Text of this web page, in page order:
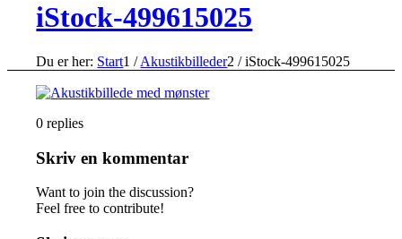
iStock-499615025
Du er her: Start1 / Akustikbilleder2 / iStock-499615025
0 replies
Skriv en kommentar
Want to join the discussion?
Feel free to contribute!